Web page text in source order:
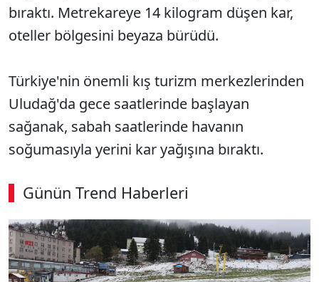
bıraktı. Metrekareye 14 kilogram düşen kar,
oteller bölgesini beyaza bürüdü.
Türkiye'nin önemli kış turizm merkezlerinden
Uludağ'da gece saatlerinde başlayan
sağanak, sabah saatlerinde havanın
soğumasıyla yerini kar yağışına bıraktı.
Günün Trend Haberleri
SÖZCÜ SON DAKİKA